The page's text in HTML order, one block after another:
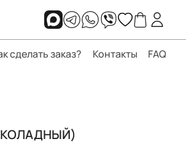
сделать заказ? Контакты FAQ